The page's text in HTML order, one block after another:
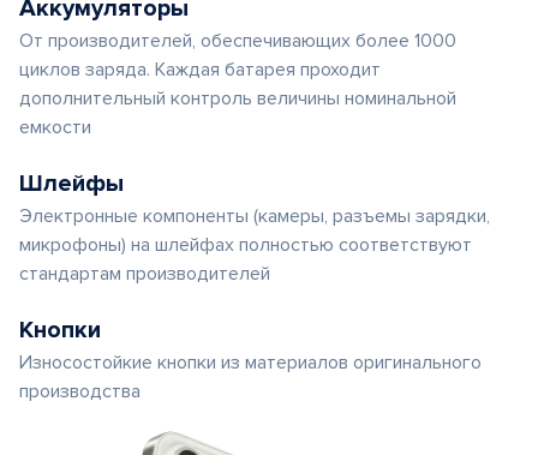
Аккумуляторы
От производителей, обеспечивающих более 1000
циклов заряда. Каждая батарея проходит
дополнительный контроль величины номинальной
емкости
Шлейфы
Электронные компоненты (камеры, разъемы зарядки,
микрофоны) на шлейфах полностью соответствуют
стандартам производителей
Кнопки
Износостойкие кнопки из материалов оригинального
производства